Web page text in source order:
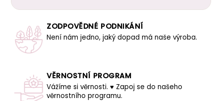
ZODPOVĚDNÉ PODNIKÁNÍ
Není nám jedno, jaký dopad má naše výroba.
VĚRNOSTNÍ PROGRAM
Vážíme si věrnosti. ♥ Zapoj se do našeho
věrnostního programu.